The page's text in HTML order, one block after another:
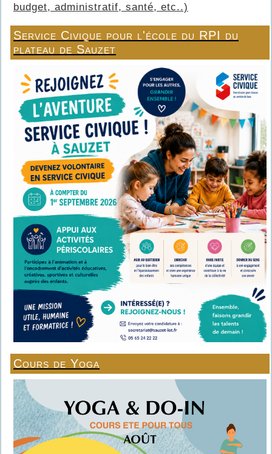
budget, administratif, santé, etc..)
Service Civique pour l'école du RPI du
plateau de Sauzet
Cours de Yoga